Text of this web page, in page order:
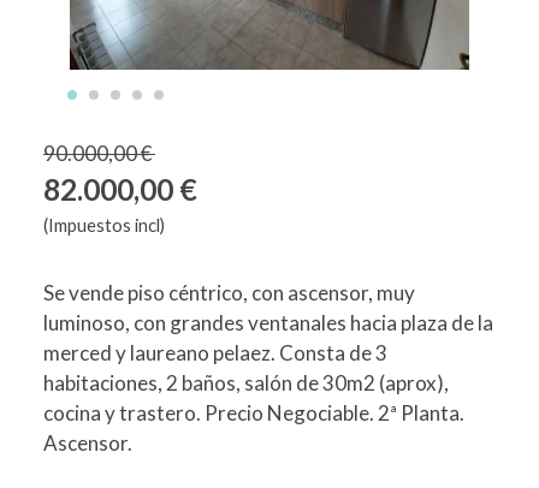
90.000,00 €
82.000,00 €
(Impuestos incl)
Se vende piso céntrico, con ascensor, muy
luminoso, con grandes ventanales hacia plaza de la
merced y laureano pelaez. Consta de 3
habitaciones, 2 baños, salón de 30m2 (aprox),
cocina y trastero. Precio Negociable. 2ª Planta.
Ascensor.